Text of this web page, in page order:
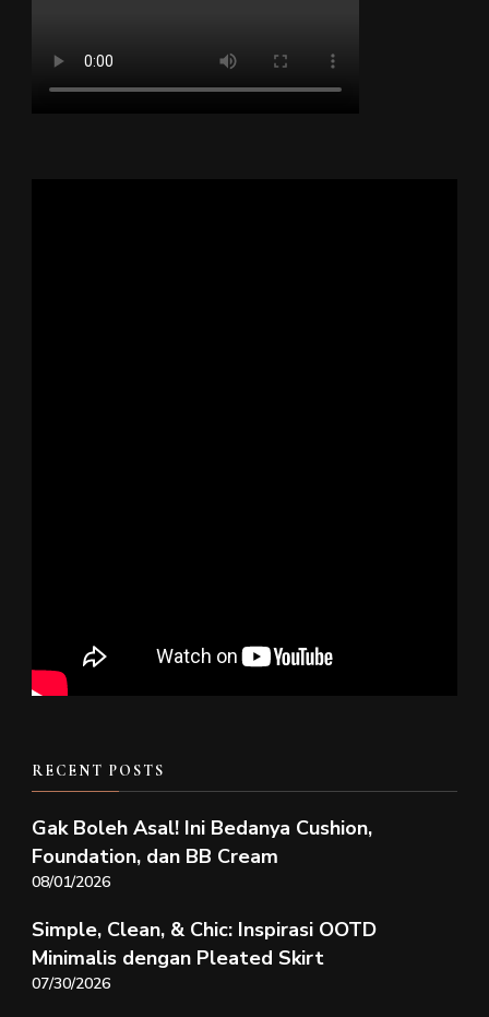
RECENT POSTS
Gak Boleh Asal! Ini Bedanya Cushion,
Foundation, dan BB Cream
08/01/2026
Simple, Clean, & Chic: Inspirasi OOTD
Minimalis dengan Pleated Skirt
07/30/2026